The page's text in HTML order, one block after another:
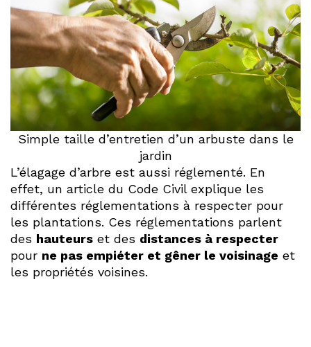
Simple taille d’entretien d’un arbuste dans le
jardin
L’élagage d’arbre est aussi réglementé. En
effet, un article du Code Civil explique les
différentes réglementations à respecter pour
les plantations. Ces réglementations parlent
des hauteurs et des distances à respecter
pour ne pas empiéter et gêner le voisinage et
les propriétés voisines.